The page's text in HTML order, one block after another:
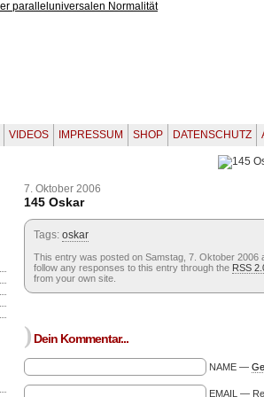
VIDEOS IMPRESSUM SHOP DATENSCHUTZ
7. Oktober 2006
145 Oskar
Tags: oskar
This entry was posted on Samstag, 7. Oktober 2006
follow any responses to this entry through the RSS
from your own site.
) Dein Kommentar...
NAME —
EMAIL —